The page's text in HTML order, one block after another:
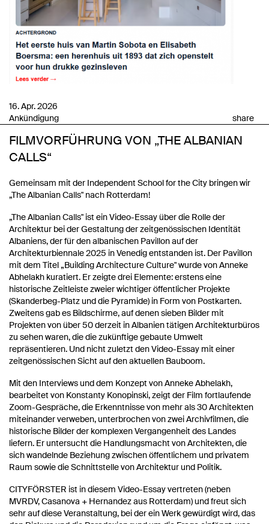
16. Apr. 2026
Ankündigung
share
FILMVORFÜHRUNG VON „THE ALBANIAN
CALLS“
Gemeinsam mit der Independent School for the City bringen wir
„The Albanian Calls" nach Rotterdam!
„The Albanian Calls" ist ein Video-Essay über die Rolle der
Architektur bei der Gestaltung der zeitgenössischen Identität
Albaniens, der für den albanischen Pavillon auf der
Architekturbiennale 2025 in Venedig entstanden ist. Der Pavillon
mit dem Titel „Building Architecture Culture" wurde von Anneke
Abhelakh kuratiert. Er zeigte drei Elemente: erstens eine
historische Zeitleiste zweier wichtiger öffentlicher Projekte
(Skanderbeg-Platz und die Pyramide) in Form von Postkarten.
Zweitens gab es Bildschirme, auf denen sieben Bilder mit
Projekten von über 50 derzeit in Albanien tätigen Architekturbüros
zu sehen waren, die die zukünftige gebaute Umwelt
repräsentieren. Und nicht zuletzt den Video-Essay mit einer
zeitgenössischen Sicht auf den aktuellen Bauboom.
Mit den Interviews und dem Konzept von Anneke Abhelakh,
bearbeitet von Konstanty Konopinski, zeigt der Film fortlaufende
Zoom-Gespräche, die Erkenntnisse von mehr als 30 Architekten
miteinander verweben, unterbrochen von zwei Archivfilmen, die
historische Bilder der komplexen Vergangenheit des Landes
liefern. Er untersucht die Handlungsmacht von Architekten, die
sich wandelnde Beziehung zwischen öffentlichem und privatem
Raum sowie die Schnittstelle von Architektur und Politik.
CITYFÖRSTER ist in diesem Video-Essay vertreten (neben
MVRDV, Casanova + Hernandez aus Rotterdam) und freut sich
sehr auf diese Veranstaltung, bei der ein Werk gewürdigt wird, das